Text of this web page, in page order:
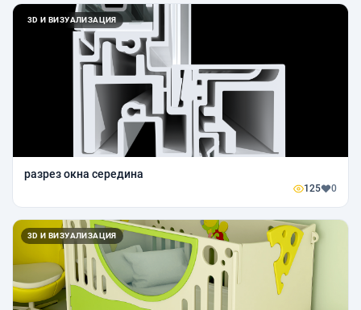
3D И ВИЗУАЛИЗАЦИЯ
разрез окна середина
125 0
3D И ВИЗУАЛИЗАЦИЯ